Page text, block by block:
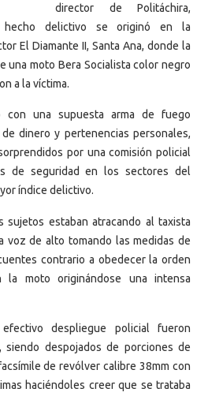
director de Politáchira,
delictivo se originó en la
El Diamante II, Santa Ana, donde la
una moto Bera Socialista color negro
a la víctima.
con una supuesta arma de fuego
dinero y pertenencias personales,
por una comisión policial
de seguridad en los sectores del
índice delictivo.
sujetos estaban atracando al taxista
voz de alto tomando las medidas de
contrario a obedecer la orden
moto originándose una intensa
despliegue policial fueron
siendo despojados de porciones de
de revólver calibre 38mm con
haciéndoles creer que se trataba